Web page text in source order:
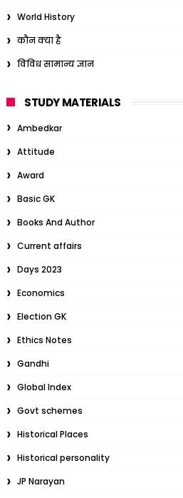
World History
कौन क्या है
विविध सामान्य ज्ञान
STUDY MATERIALS
Ambedkar
Attitude
Award
Basic GK
Books And Author
Current affairs
Days 2023
Economics
Election GK
Ethics Notes
Gandhi
Global Index
Govt schemes
Historical Places
Historical personality
JP Narayan